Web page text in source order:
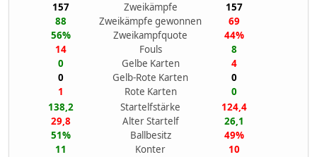
157
Zweikämpfe
157
88
Zweikämpfe gewonnen
69
56%
Zweikampfquote
44%
14
Fouls
8
0
Gelbe Karten
4
0
Gelb-Rote Karten
0
1
Rote Karten
0
138,2
Startelfstärke
124,4
29,8
Alter Startelf
26,1
51%
Ballbesitz
49%
11
Konter
10